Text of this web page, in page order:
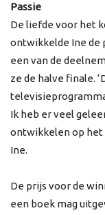
Passie
De liefde voor het
ontwikkelde Ine de
een van de
ze de halve finale.
Ik heb er veel
ontwikkelen op het
Ine.
De prijs voor de
een boek mag